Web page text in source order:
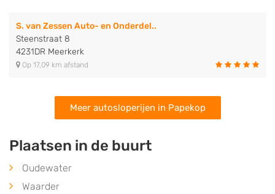
S. van Zessen Auto- en Onderdel..
Steenstraat 8
4231DR Meerkerk
Op 17,09 km afstand
Meer autosloperijen in Papekop
Plaatsen in de buurt
Oudewater
Waarder